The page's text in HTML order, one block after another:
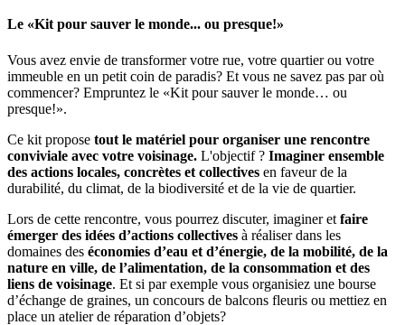
Le «Kit pour sauver le monde... ou presque!»
Vous avez envie de transformer votre rue, votre quartier ou votre
immeuble en un petit coin de paradis? Et vous ne savez pas par où
commencer? Empruntez le «Kit pour sauver le monde… ou
presque!».
Ce kit propose tout le matériel pour organiser une rencontre
conviviale avec votre voisinage. L'objectif ? Imaginer ensemble
des actions locales, concrètes et collectives en faveur de la
durabilité, du climat, de la biodiversité et de la vie de quartier.
Lors de cette rencontre, vous pourrez discuter, imaginer et faire
émerger des idées d’actions collectives à réaliser dans les
domaines des économies d’eau et d’énergie, de la mobilité, de la
nature en ville, de l’alimentation, de la consommation et des
liens de voisinage. Et si par exemple vous organisiez une bourse
d’échange de graines, un concours de balcons fleuris ou mettiez en
place un atelier de réparation d’objets?